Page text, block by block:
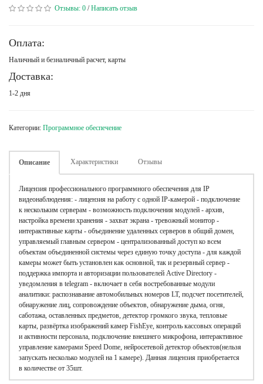
Отзывы: 0 /Написать отзыв
Оплата:
Наличный и безналичный расчет, карты
Доставка:
1-2 дня
Категории: Программное обеспечение
Описание Характеристики Отзывы
Лицензия профессионального программного обеспечения для IP
видеонаблюдения: - лицензия на работу с одной IP-камерой - подключение
к нескольким серверам - возможность подключения модулей - архив,
настройка времени хранения - захват экрана - тревожный монитор -
интерактивные карты - объединение удаленных серверов в общий домен,
управляемый главным сервером - централизованный доступ ко всем
объектам объединенной системы через единую точку доступа - для каждой
камеры может быть установлен как основной, так и резервный сервер -
поддержка импорта и авторизации пользователей Active Directory -
уведомления в telegram - включает в себя востребованные модули
аналитики: распознавание автомобильных номеров LT, подсчет посетителей,
обнаружение лиц, сопровождение объектов, обнаружение дыма, огня,
саботажа, оставленных предметов, детектор громкого звука, тепловые
карты, развёртка изображений камер FishEye, контроль кассовых операций
и активности персонала, подключение внешнего микрофона, интерактивное
управление камерами Speed Dome, нейросетевой детектор объектов(нельзя
запускать несколько модулей на 1 камере). Данная лицензия приобретается
в количестве от 35шт.